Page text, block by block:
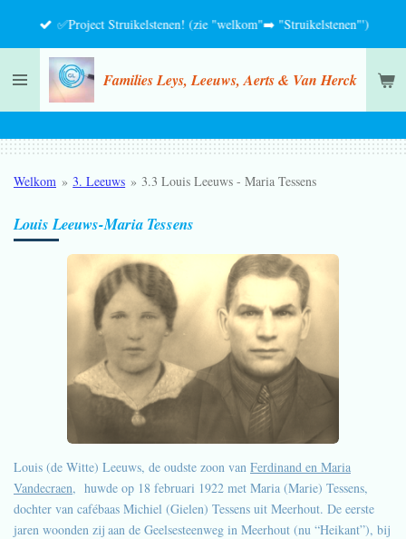
de
hoofdinhoud
Families Leys, Leeuws, Aerts & Van Herck
✅Project Struikelstenen! (zie "welkom"➡️ "Struikelstenen"')
Welkom » 3. Leeuws » 3.3 Louis Leeuws - Maria Tessens
Louis Leeuws-Maria Tessens
​Louis (de Witte) Leeuws, de oudste zoon van Ferdinand en Maria
Vandecraen, huwde op 18 februari 1922 met Maria (Marie) Tessens,
dochter van cafébaas Michiel (Gielen) Tessens uit Meerhout. De eerste
jaren woonden zij aan de Geelsesteenweg in Meerhout (nu “Heikant”), bij